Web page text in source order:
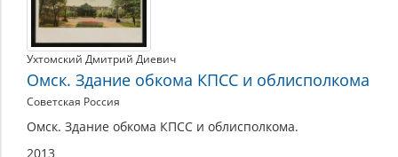
Ухтомский Дмитрий Диевич
Омск. Здание обкома КПСС и облисполкома
Советская Россия
Омск. Здание обкома КПСС и облисполкома.
2013